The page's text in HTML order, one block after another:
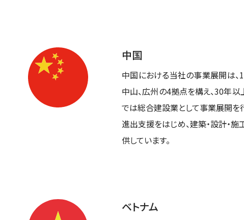
中国
中国における当社の事業展開は、
中山、広州の4拠点を構え、30年
では総合建設業として事業展開を
進出支援をはじめ、建築・設計・施
供しています。
ベトナム